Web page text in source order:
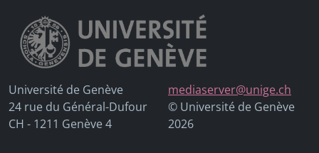
Université de Genève
24 rue du Général-Dufour
CH - 1211 Genève 4
mediaserver@unige.ch
© Université de Genève
2026